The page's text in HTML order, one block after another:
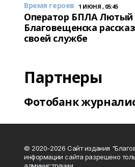
Время героев 1 ИЮНЯ , 05:45
Оператор БПЛА Лютый
Благовещенска
своей службе
Партнеры
Фотобанк
© 2020-2026 Сайт издания
информации сайта разрешено